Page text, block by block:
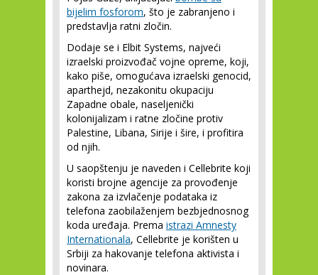
bijelim fosforom, što je zabranjeno i
predstavlja ratni zločin.
Dodaje se i Elbit Systems, najveći
izraelski proizvođač vojne opreme, koji,
kako piše, omogućava izraelski genocid,
aparthejd, nezakonitu okupaciju
Zapadne obale, naseljenički
kolonijalizam i ratne zločine protiv
Palestine, Libana, Sirije i šire, i profitira
od njih.
U saopštenju je naveden i Cellebrite koji
koristi brojne agencije za provođenje
zakona za izvlačenje podataka iz
telefona zaobilaženjem bezbjednosnog
koda uređaja. Prema istrazi Amnesty
Internationala, Cellebrite je korišten u
Srbiji za hakovanje telefona aktivista i
novinara.